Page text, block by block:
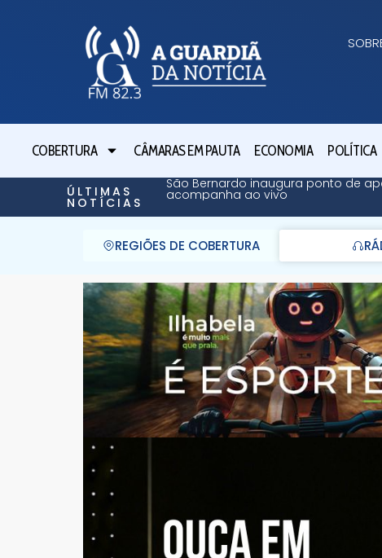
COBERTURA CÂMARAS EM PAUTA ECONOMIA POLÍTICA
ÚLTIMAS
NOTÍCIAS
São Bernardo inaugura ponto de
acompanha ao vivo
REGIÕES DE COBERTURA